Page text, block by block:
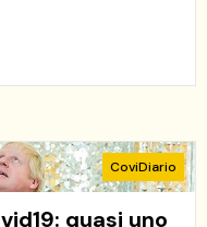
CoviDiario
quasi uno